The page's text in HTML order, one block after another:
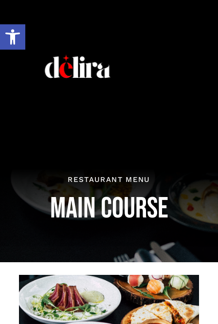
Abrir barra de herramientas
al
contenido
RESTAURANT MENU
MAIN COURSE